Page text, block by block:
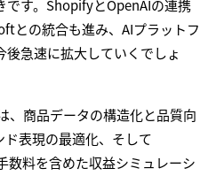
です。ShopifyとOpenAIの連携
との統合も進み、AIプラットフ
急速に拡大していくでしょ
、商品データの構造化と品質向
表現の最適化、そして
数料を含めた収益シミュレーシ